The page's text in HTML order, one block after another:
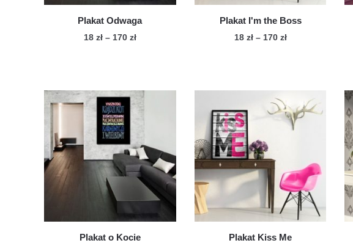
produktu
Plakat Odwaga
18 zł – 170 złZakres
do
170 zł
ma
wiele
wariantów.
Opcje
można
wybrać
stronie
produktu
Plakat I'm the Boss
18 zł – 170 złZakres
170 zł
ma
wiele
wariantów.
można
wybrać
na
stronie
produktu
Plakat o Kocie
Plakat Kiss Me